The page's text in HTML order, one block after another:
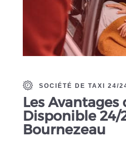
SOCIÉTÉ DE TAXI 24/
Les Avantages
Disponible 24/
Bournezeau